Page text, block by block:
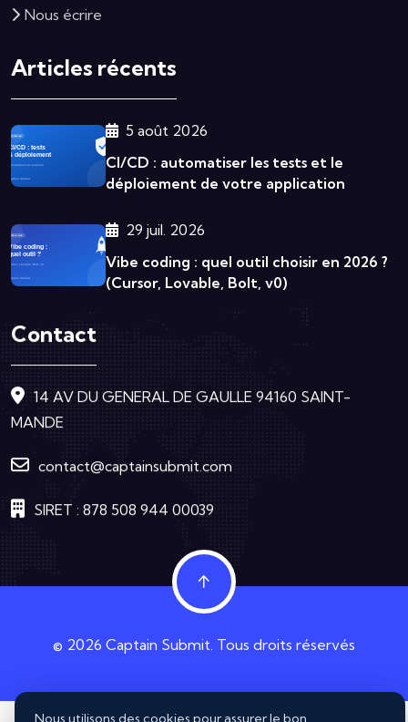
Nous écrire
Articles récents
5 août 2026
CI/CD : automatiser les tests et le
déploiement de votre application
29 juil. 2026
Vibe coding : quel outil choisir en 2026 ?
(Cursor, Lovable, Bolt, v0)
Contact
14 AV DU GENERAL DE GAULLE 94160 SAINT-
MANDE
contact@captainsubmit.com
SIRET : 878 508 944 00039
© 2026 Captain Submit . Tous droits réservés
Nous utilisons des cookies pour assurer le bon